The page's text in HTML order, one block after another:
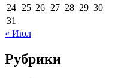
24 25 26 27 28 29 30
31
« Июл
Рубрики